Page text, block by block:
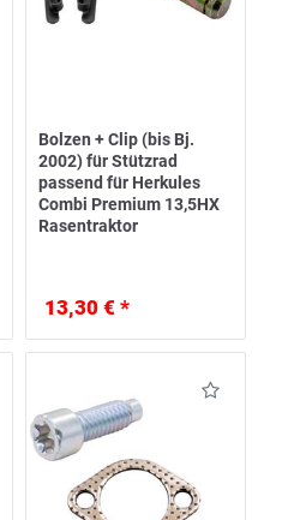
Bolzen + Clip (bis Bj.
2002) für Stützrad
passend für Herkules
Combi Premium 13,5HX
Rasentraktor
13,30 € *